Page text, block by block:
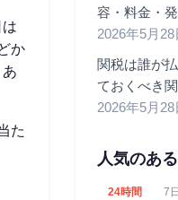
か
た
容・料金・
2026年5月28
関税は誰が
ておくべき
2026年5月28
人気のあ
24時間 7